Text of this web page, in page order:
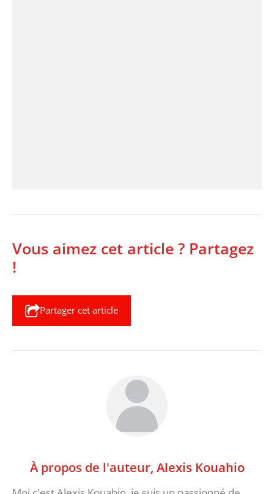
Vous aimez cet article ? Partagez
!
Partager cet article
À propos de l'auteur, Alexis Kouahio